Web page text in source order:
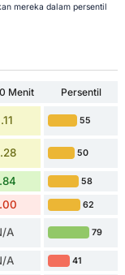
mereka dalam persentil
Menit
Persentil
55
50
58
62
A 79
A 41